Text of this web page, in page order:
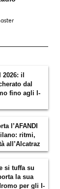
il
dal
fino agli I-
l’AFANDI
ritmi,
all’Alcatraz
si tuffa su
la sua
per gli I-